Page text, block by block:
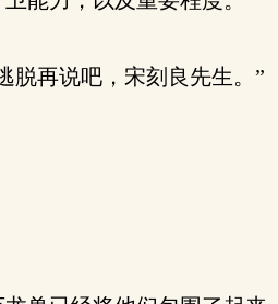
脱再说吧，宋刻良先生。”